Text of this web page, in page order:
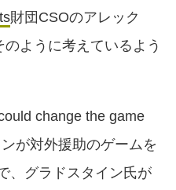
財団CSOのアレック
ように考えているよう
change the game
が対外援助のゲームを
、グラドスタイン氏が